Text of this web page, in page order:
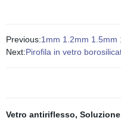
Previous:1mm 1.2mm 1.5mm
Next:Pirofila in vetro
Vetro antiriflesso,